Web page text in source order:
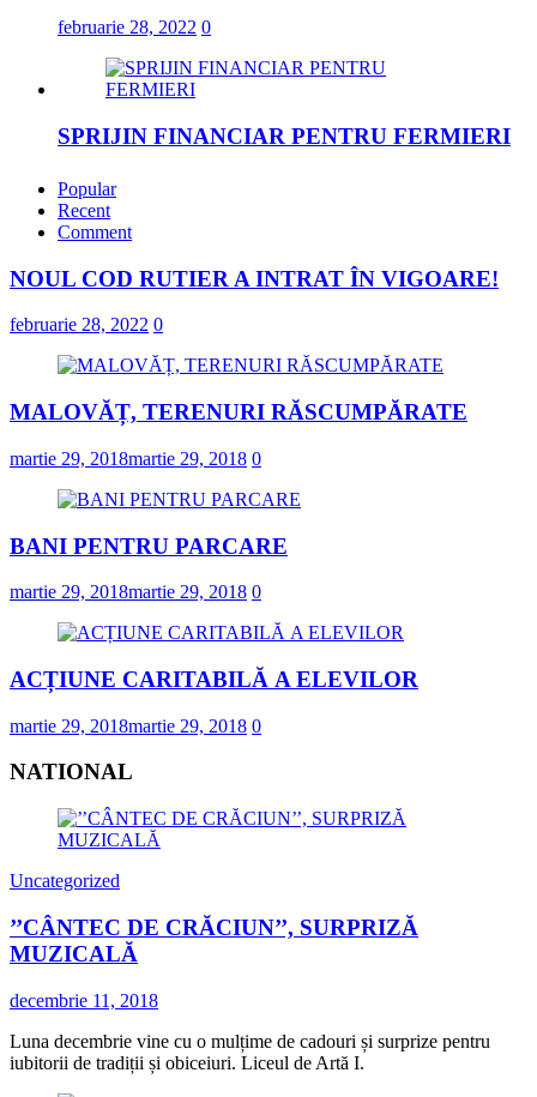
februarie 28, 2022 0
SPRIJIN FINANCIAR PENTRU FERMIERI
februarie 23, 2022
„DRAGOSTE ÎN FĂURAR”
februarie 23, 2022
NOUL COD RUTIER A INTRAT ÎN
Popular
Recent
Comment
NOUL COD RUTIER A INTRAT ÎN VIGOARE!
februarie 28, 2022 0
MALOVĂȚ, TERENURI RĂSCUMPĂRATE
martie 29, 2018martie 29, 2018 0
BANI PENTRU PARCARE
martie 29, 2018martie 29, 2018 0
ACȚIUNE CARITABILĂ A ELEVILOR
martie 29, 2018martie 29, 2018 0
NATIONAL
Uncategorized
’’CÂNTEC DE CRĂCIUN’’, SURPRIZĂ
MUZICALĂ
decembrie 11, 2018
Luna decembrie vine cu o mulțime de cadouri și surprize pentru
iubitorii de tradiții și obiceiuri. Liceul de Artă I.